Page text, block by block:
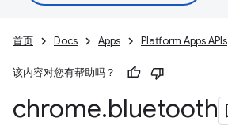
首页 Docs Apps Platform Apps APIs
该内容对您有帮助吗？
chrome.bluetooth